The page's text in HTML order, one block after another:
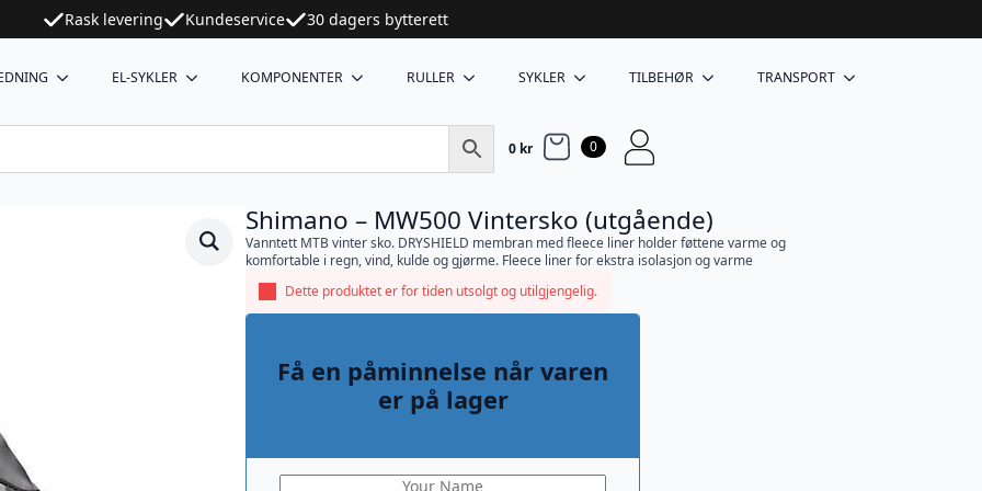
Rask levering Kundeservice 30 dagers bytterett
EL-SYKLER KOMPONENTER RULLER SYKLER TILBEHØR TRANSPORT
0 kr 0
Shimano – MW500 Vintersko (utgående)
Vanntett MTB vinter sko. DRYSHIELD membran med fleece liner holder føttene varme og
komfortable i regn, vind, kulde og gjørme. Fleece liner for ekstra isolasjon og varme
Dette produktet er for tiden utsolgt og utilgjengelig.
Få en påminnelse når varen
er på lager